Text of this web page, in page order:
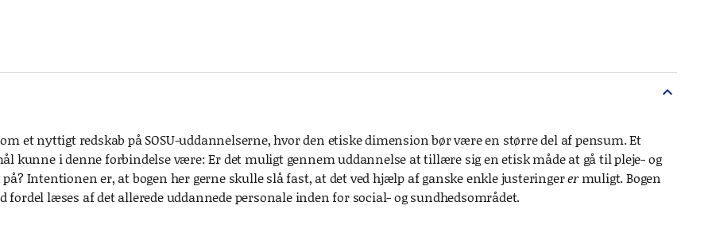
expand_more
et nyttigt redskab på SOSU-uddannelserne, hvor den etiske dimension bør være en større del af pensum. Et
kunne i denne forbindelse være: Er det muligt gennem uddannelse at tillære sig en etisk måde at gå til pleje- og
Intentionen er, at bogen her gerne skulle slå fast, at det ved hjælp af ganske enkle justeringerermuligt. Bogen
fordel læses af det allerede uddannede personale inden for social- og sundhedsområdet.